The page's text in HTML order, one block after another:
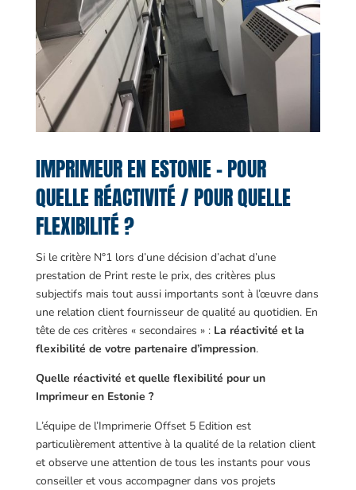
IMPRIMEUR EN ESTONIE – POUR
QUELLE RÉACTIVITÉ / POUR QUELLE
FLEXIBILITÉ ?
Si le critère N°1 lors d’une décision d’achat d’une
prestation de Print reste le prix, des critères plus
subjectifs mais tout aussi importants sont à l’œuvre dans
une relation client fournisseur de qualité au quotidien. En
tête de ces critères « secondaires » : La réactivité et la
flexibilité de votre partenaire d’impression.
Quelle réactivité et quelle flexibilité pour un
Imprimeur en Estonie ?
L’équipe de l’Imprimerie Offset 5 Edition est
particulièrement attentive à la qualité de la relation client
et observe une attention de tous les instants pour vous
conseiller et vous accompagner dans vos projets